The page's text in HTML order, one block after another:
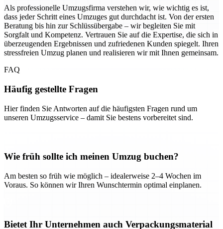
Als professionelle Umzugsfirma verstehen wir, wie wichtig es ist,
dass jeder Schritt eines Umzuges gut durchdacht ist. Von der ersten
Beratung bis hin zur Schlüssübergabe – wir begleiten Sie mit
Sorgfalt und Kompetenz. Vertrauen Sie auf die Expertise, die sich in
überzeugenden Ergebnissen und zufriedenen Kunden spiegelt. Ihren
stressfreien Umzug planen und realisieren wir mit Ihnen gemeinsam.
FAQ
Häufig gestellte Fragen
Hier finden Sie Antworten auf die häufigsten Fragen rund um
unseren Umzugsservice – damit Sie bestens vorbereitet sind.
Wie früh sollte ich meinen Umzug buchen?
Am besten so früh wie möglich – idealerweise 2–4 Wochen im
Voraus. So können wir Ihren Wunschtermin optimal einplanen.
Bietet Ihr Unternehmen auch Verpackungsmaterial